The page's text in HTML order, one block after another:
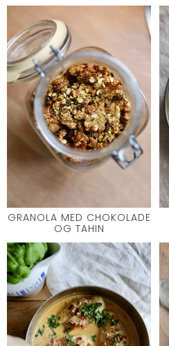
GRANOLA MED CHOKOLADE
OG TAHIN